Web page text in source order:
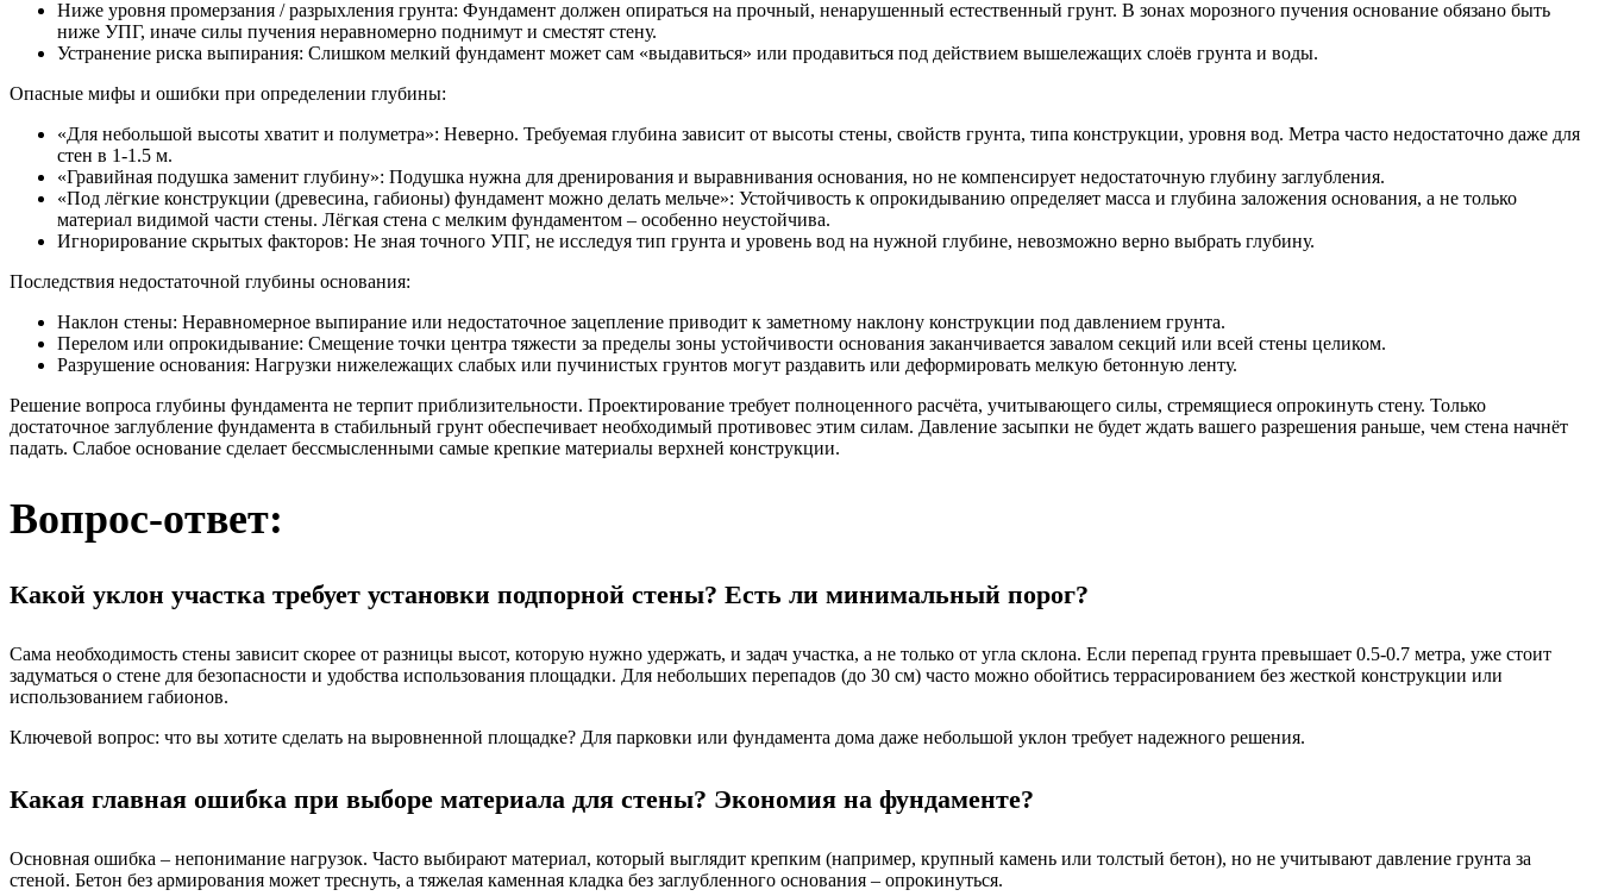
Ниже уровня промерзания / разрыхления грунта: Фундамент должен опираться на прочный, ненарушенный естественный грунт. В зонах морозного пучения основание обязано быть
ниже УПГ, иначе силы пучения неравномерно поднимут и сместят стену.
Устранение риска выпирания: Слишком мелкий фундамент может сам «выдавиться» или продавиться под действием вышележащих слоёв грунта и воды.
Опасные мифы и ошибки при определении глубины:
«Для небольшой высоты хватит и полуметра»: Неверно. Требуемая глубина зависит от высоты стены, свойств грунта, типа конструкции, уровня вод. Метра часто недостаточно даже для
стен в 1-1.5 м.
«Гравийная подушка заменит глубину»: Подушка нужна для дренирования и выравнивания основания, но не компенсирует недостаточную глубину заглубления.
«Под лёгкие конструкции (древесина, габионы) фундамент можно делать мельче»: Устойчивость к опрокидыванию определяет масса и глубина заложения основания, а не только
материал видимой части стены. Лёгкая стена с мелким фундаментом – особенно неустойчива.
Игнорирование скрытых факторов: Не зная точного УПГ, не исследуя тип грунта и уровень вод на нужной глубине, невозможно верно выбрать глубину.
Последствия недостаточной глубины основания:
Наклон стены: Неравномерное выпирание или недостаточное зацепление приводит к заметному наклону конструкции под давлением грунта.
Перелом или опрокидывание: Смещение точки центра тяжести за пределы зоны устойчивости основания заканчивается завалом секций или всей стены целиком.
Разрушение основания: Нагрузки нижележащих слабых или пучинистых грунтов могут раздавить или деформировать мелкую бетонную ленту.
Решение вопроса глубины фундамента не терпит приблизительности. Проектирование требует полноценного расчёта, учитывающего силы, стремящиеся опрокинуть стену. Только
достаточное заглубление фундамента в стабильный грунт обеспечивает необходимый противовес этим силам. Давление засыпки не будет ждать вашего разрешения раньше, чем стена начнёт
падать. Слабое основание сделает бессмысленными самые крепкие материалы верхней конструкции.
Вопрос-ответ:
Какой уклон участка требует установки подпорной стены? Есть ли минимальный порог?
Сама необходимость стены зависит скорее от разницы высот, которую нужно удержать, и задач участка, а не только от угла склона. Если перепад грунта превышает 0.5-0.7 метра, уже стоит
задуматься о стене для безопасности и удобства использования площадки. Для небольших перепадов (до 30 см) часто можно обойтись террасированием без жесткой конструкции или
использованием габионов.
Ключевой вопрос: что вы хотите сделать на выровненной площадке? Для парковки или фундамента дома даже небольшой уклон требует надежного решения.
Какая главная ошибка при выборе материала для стены? Экономия на фундаменте?
Основная ошибка – непонимание нагрузок. Часто выбирают материал, который выглядит крепким (например, крупный камень или толстый бетон), но не учитывают давление грунта за
стеной. Бетон без армирования может треснуть, а тяжелая каменная кладка без заглубленного основания – опрокинуться.